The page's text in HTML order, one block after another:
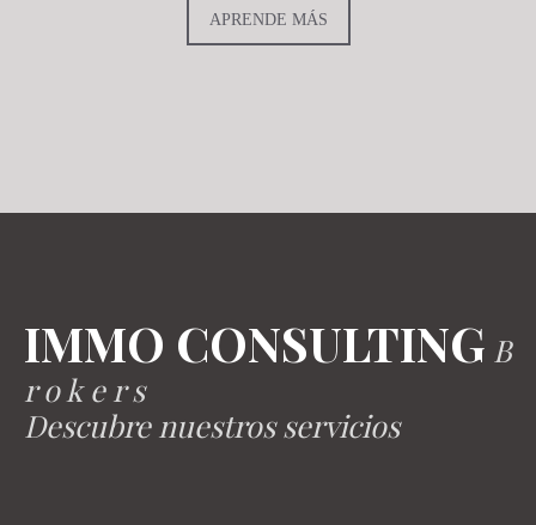
APRENDE MÁS
IMMO CONSULTING B
r o k e r s
Descubre nuestros servicios